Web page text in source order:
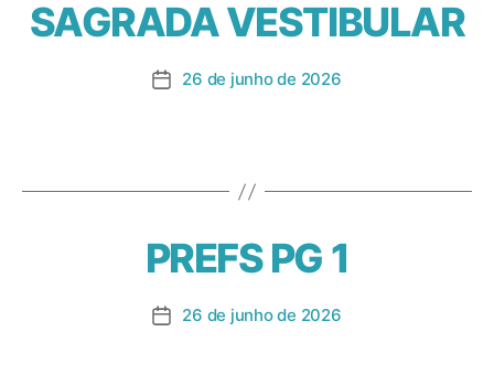
SAGRADA VESTIBULAR
26 de junho de 2026
PREFS PG 1
26 de junho de 2026